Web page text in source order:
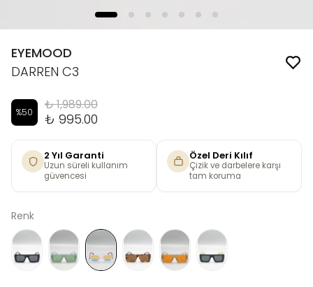
EYEMOOD
DARREN C3
%50 ₺ 1,989.00
₺ 995.00
2 Yıl Garanti
Uzun süreli kullanım
güvencesi
Özel Deri Kılıf
Çizik ve darbelere karşı
tam koruma
Renk